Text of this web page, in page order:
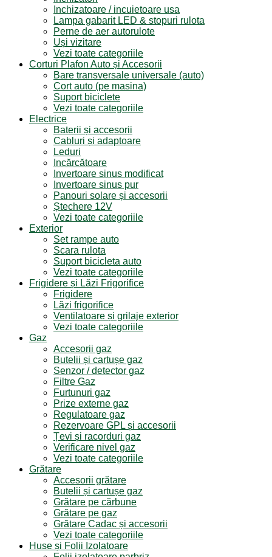
Inchizatoare / incuietoare usa
Lampa gabarit LED & stopuri rulota
Perne de aer autorulote
Uși vizitare
Vezi toate categoriile
Corturi Plafon Auto și Accesorii
Bare transversale universale (auto)
Cort auto (pe masina)
Suport biciclete
Vezi toate categoriile
Electrice
Baterii și accesorii
Cabluri și adaptoare
Leduri
Incărcătoare
Invertoare sinus modificat
Invertoare sinus pur
Panouri solare și accesorii
Ștechere 12V
Vezi toate categoriile
Exterior
Set rampe auto
Scara rulota
Suport bicicleta auto
Vezi toate categoriile
Frigidere și Lăzi Frigorifice
Frigidere
Lăzi frigorifice
Ventilatoare și grilaje exterior
Vezi toate categoriile
Gaz
Accesorii gaz
Butelii și cartușe gaz
Senzor / detector gaz
Filtre Gaz
Furtunuri gaz
Prize externe gaz
Regulatoare gaz
Rezervoare GPL și accesorii
Țevi și racorduri gaz
Verificare nivel gaz
Vezi toate categoriile
Grătare
Accesorii grătare
Butelii și cartușe gaz
Grătare pe cărbune
Grătare pe gaz
Grătare Cadac și accesorii
Vezi toate categoriile
Huse și Folii Izolatoare